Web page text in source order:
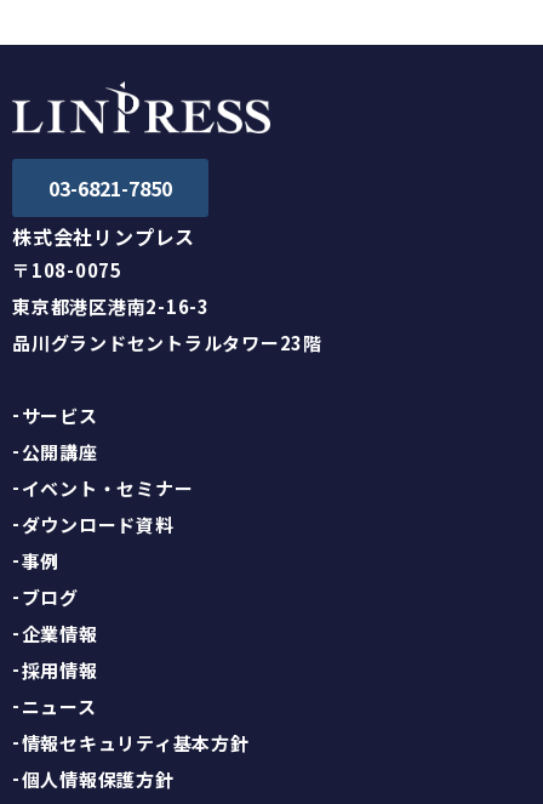
03-6821-7850
株式会社リンプレス
〒108-0075
東京都港区港南2-16-3
品川グランドセントラルタワー23階
サービス
公開講座
イベント・セミナー
ダウンロード資料
事例
ブログ
企業情報
採用情報
ニュース
情報セキュリティ基本方針
個人情報保護方針